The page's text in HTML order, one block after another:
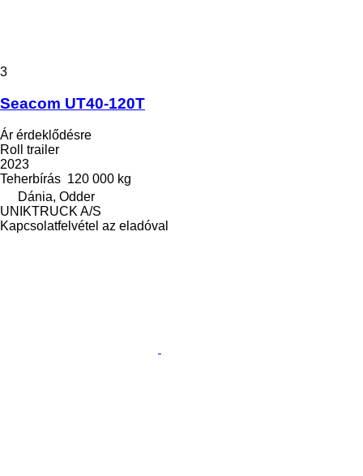
3
Seacom UT40-120T
Ár érdeklődésre
Roll trailer
2023
Teherbírás 120 000 kg
Dánia, Odder
UNIKTRUCK A/S
Kapcsolatfelvétel az eladóval